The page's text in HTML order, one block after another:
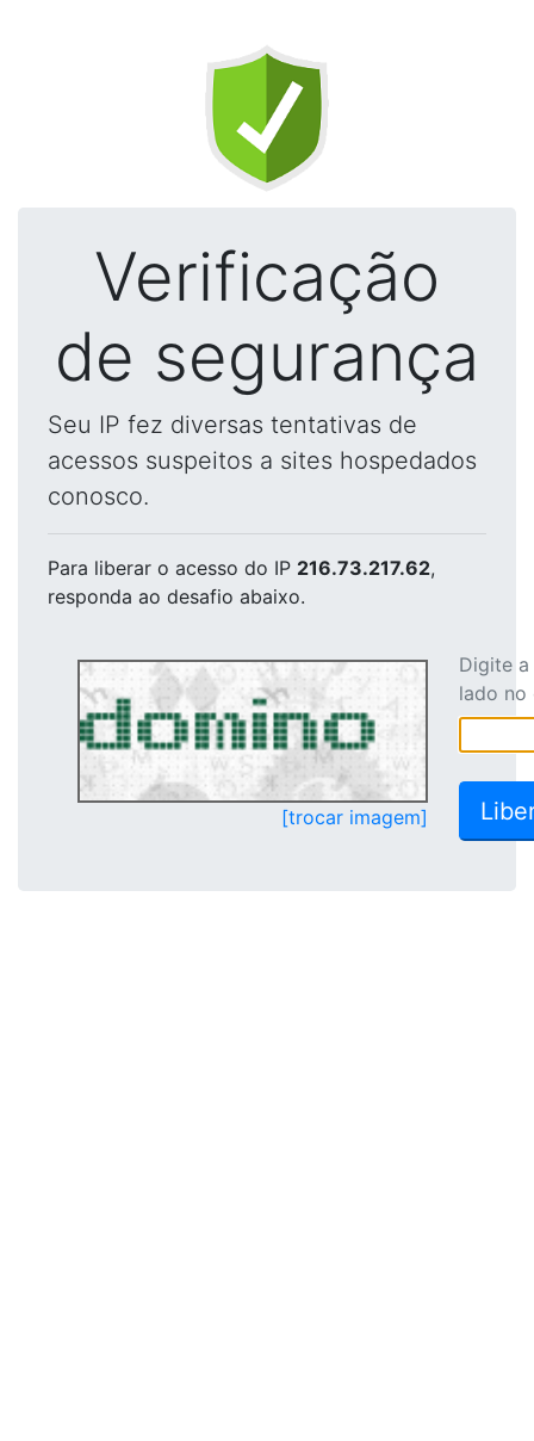
Verificação
de segurança
Seu IP fez diversas tentativas de
acessos suspeitos a sites hospedados
conosco.
Para liberar o acesso do IP 216.73.217.62,
responda ao desafio abaixo.
[trocar imagem]
Digite
lado no